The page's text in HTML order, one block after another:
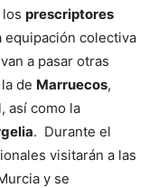
prescriptores
equipación colectiva
a pasar otras
de Marruecos,
así como la
. Durante el
visitarán a las
y se